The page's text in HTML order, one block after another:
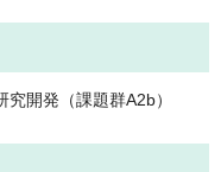
開発（課題群A2b）